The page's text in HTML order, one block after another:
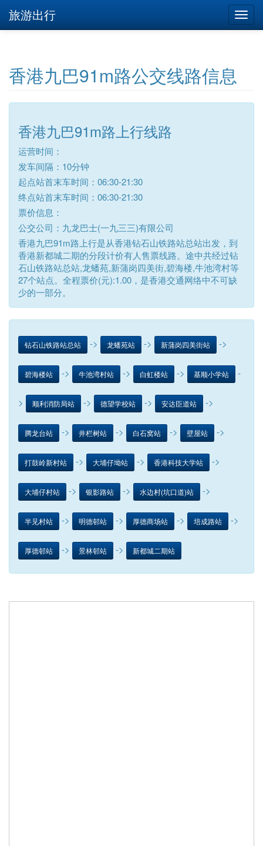
旅游出行
香港九巴91m路公交线路信息
香港九巴91m路上行线路
运营时间：
发车间隔：10分钟
起点站首末车时间：06:30-21:30
终点站首末车时间：06:30-21:30
票价信息：
公交公司：九龙巴士(一九三三)有限公司
香港九巴91m路上行是从香港钻石山铁路站总站出发，到
香港新都城二期的分段计价有人售票线路。途中共经过钻
石山铁路站总站,龙蟠苑,新蒲岗四美街,碧海楼,牛池湾村等
27个站点。全程票价(元):1.00，是香港交通网络中不可缺
少的一部分。
钻石山铁路站总站 -> 龙蟠苑站 -> 新蒲岗四美街站 ->
碧海楼站 -> 牛池湾村站 -> 白虹楼站 -> 基顺小学站 -
> 顺利消防局站 -> 德望学校站 -> 安达臣道站 ->
腾龙台站 -> 井栏树站 -> 白石窝站 -> 壁屋站 ->
打鼓岭新村站 -> 大埔仔坳站 -> 香港科技大学站 ->
大埔仔村站 -> 银影路站 -> 水边村(坑口道)站 ->
半见村站 -> 明德邨站 -> 厚德商场站 -> 培成路站 ->
厚德邨站 -> 景林邨站 -> 新都城二期站